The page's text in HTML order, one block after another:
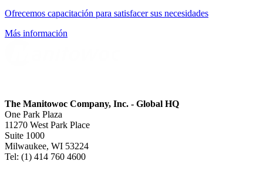
Ofrecemos capacitación para satisfacer sus necesidades
Más información
The Manitowoc Company, Inc. - Global HQ
One Park Plaza
11270 West Park Place
Suite 1000
Milwaukee, WI 53224
Tel: (1) 414 760 4600